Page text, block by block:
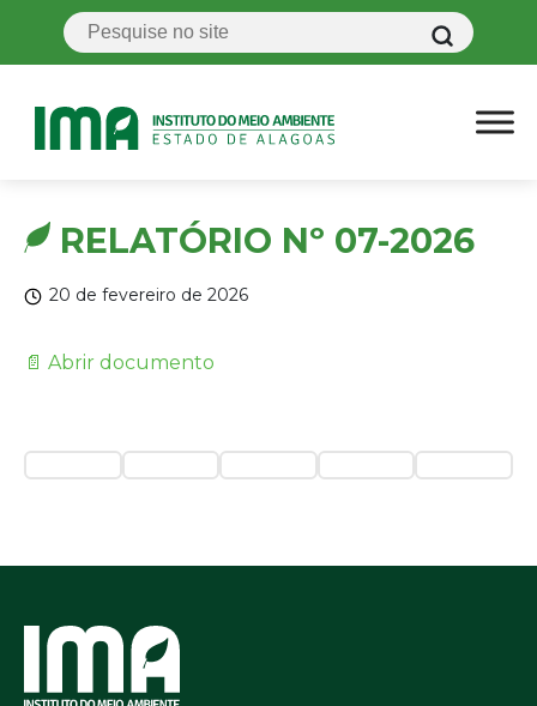
RELATÓRIO Nº 07-2026
20 de fevereiro de 2026
📄 Abrir documento